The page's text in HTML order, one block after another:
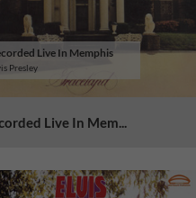
Live In Memphis
Presley
Live In Mem...